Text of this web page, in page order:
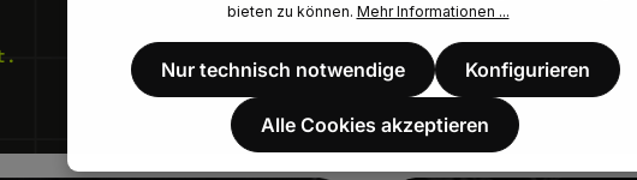
bieten zu können. Mehr Informationen ...
Nur technisch notwendige Konfigurieren
Alle Cookies akzeptieren